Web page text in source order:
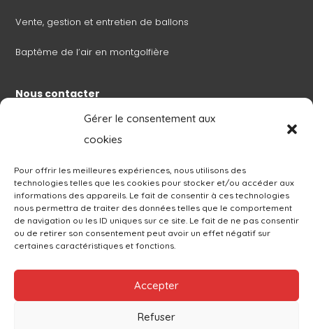
Gérer le consentement aux
cookies
Pour offrir les meilleures expériences, nous utilisons des
technologies telles que les cookies pour stocker et/ou accéder aux
informations des appareils. Le fait de consentir à ces technologies
nous permettra de traiter des données telles que le comportement
de navigation ou les ID uniques sur ce site. Le fait de ne pas consentir
ou de retirer son consentement peut avoir un effet négatif sur
certaines caractéristiques et fonctions.
Accepter
Refuser
Vente, gestion et entretien de ballons
Baptême de l’air en montgolfière
Nous contacter
Nos actualités
Grand Est Mondial Air Ballons
Le blog de Philippe Buron-Pilâtre
politique de confidentialité / Gestion des cookies